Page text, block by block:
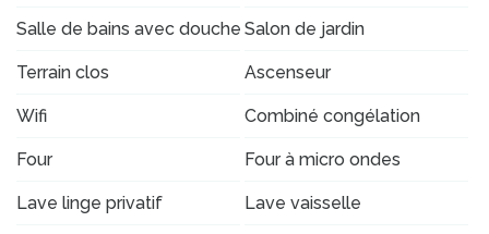
Salle de bains avec douche Salon de jardin
Terrain clos Ascenseur
Wifi Combiné congélation
Four Four à micro ondes
Lave linge privatif Lave vaisselle